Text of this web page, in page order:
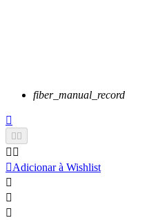
fiber_manual_record


 
Adicionar à Wishlist


